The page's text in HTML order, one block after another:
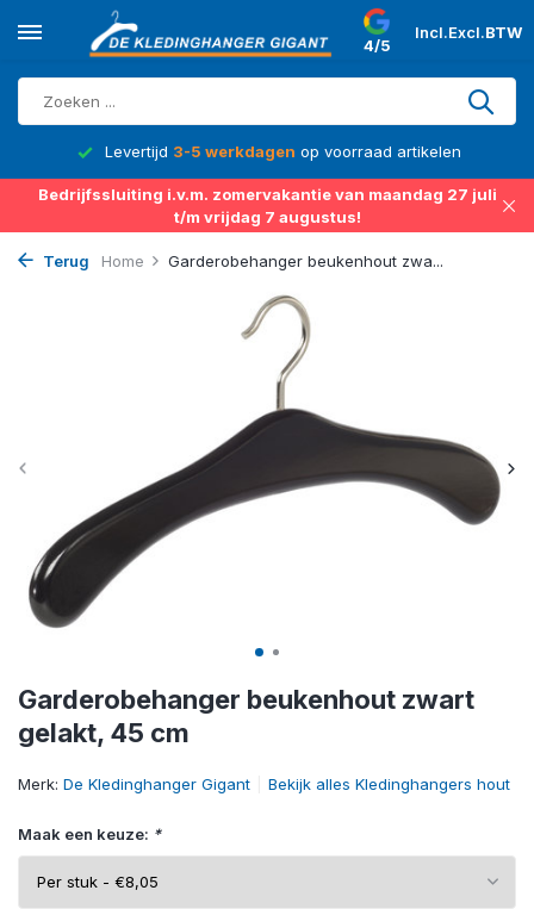
4/5
Incl.Excl.BTW
Levertijd 3-5 werkdagen op voorraad artikelen
Bedrijfssluiting i.v.m. zomervakantie van maandag 27 juli
t/m vrijdag 7 augustus!
Terug Home Garderobehanger beukenhout zwa...
Garderobehanger beukenhout zwart
gelakt, 45 cm
Merk: De Kledinghanger Gigant Bekijk alles Kledinghangers hout
Maak een keuze: *